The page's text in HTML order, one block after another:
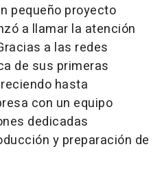
pequeño proyecto
a llamar la atención
a las redes
de sus primeras
hasta
con un equipo
dedicadas
y preparación de